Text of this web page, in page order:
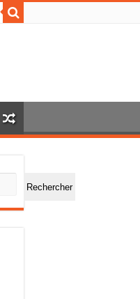
Rechercher